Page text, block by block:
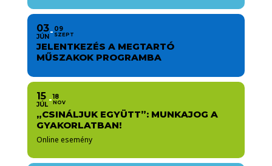
03
JÚN
09
SZEPT
JELENTKEZÉS A MEGTARTÓ
MŰSZAKOK PROGRAMBA
15
JÚL
18
NOV
„CSINÁLJUK EGYÜTT”: MUNKAJOG A
GYAKORLATBAN!
Online esemény